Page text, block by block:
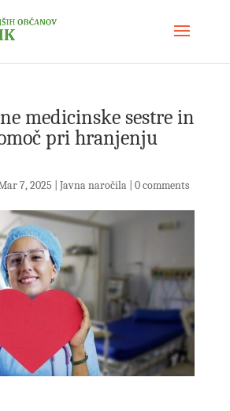
medicinske sestre in
pri hranjenju
7, 2025 Javna naročila 0 comments